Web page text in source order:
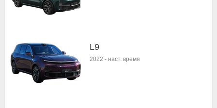
L9
2022 - наст. время